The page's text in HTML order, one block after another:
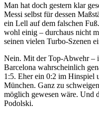
Man hat doch gestern klar
Messi selbst für dessen
ein Lell auf dem falschen
wohl einig – durchaus nicht
seinen vielen Turbo-Szenen
Nein. Mit der Top-Abwehr –
Barcelona wahrscheinlich
1:5. Eher ein 0:2 im Hinspiel
München. Ganz zu
möglich gewesen wäre. Und
Podolski.